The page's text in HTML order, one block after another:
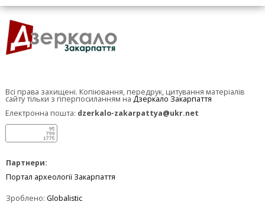
Всі права захищені. Копіювання, передрук, цитування матеріалів
сайту тільки з гіперпосиланням на Дзеркало Закарпаття
Електронна пошта: dzerkalo-zakarpattya@ukr.net
Партнери:
Портал археології Закарпаття
Зроблено: Globalistic